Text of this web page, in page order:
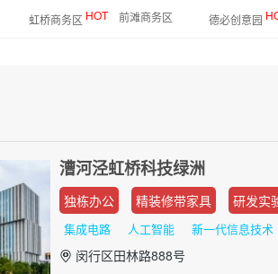
虹桥商务区 HOT 前滩商务区 德必创意园
漕河泾虹桥科技绿洲
独栋办公
精装修带家具 研发实
集成电路 人工智能 新一代信息技术
闵行区田林路888号